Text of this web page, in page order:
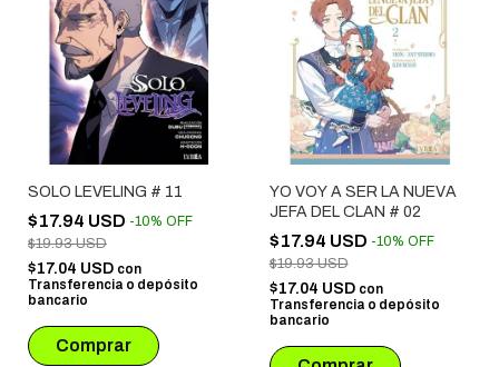
SOLO LEVELING # 11
$17.94 USD -10% OFF
$19.93 USD
$17.04 USD con
Transferencia o depósito
bancario
YO VOY A SER LA NUEVA
JEFA DEL CLAN # 02
$17.94 USD -10% OFF
$19.93 USD
$17.04 USD con
Transferencia o depósito
bancario